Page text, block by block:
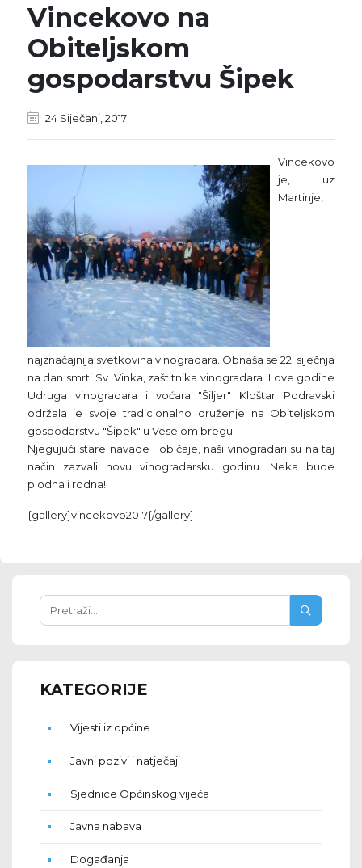
Vincekovo na
Obiteljskom
gospodarstvu Šipek
24 Siječanj, 2017
Vincekovo
je, uz
Martinje,
najznačajnija svetkovina vinogradara. Obnaša se 22. siječnja
na dan smrti Sv. Vinka, zaštitnika vinogradara. I ove godine
Udruga vinogradara i voćara "Šiljer" Kloštar Podravski
održala je svoje tradicionalno druženje na Obiteljskom
gospodarstvu "Šipek" u Veselom bregu.
Njegujući stare navade i običaje, naši vinogradari su na taj
način zazvali novu vinogradarsku godinu. Neka bude
plodna i rodna!
{gallery}vincekovo2017{/gallery}
KATEGORIJE
Vijesti iz općine
Javni pozivi i natječaji
Sjednice Općinskog vijeća
Javna nabava
Događanja